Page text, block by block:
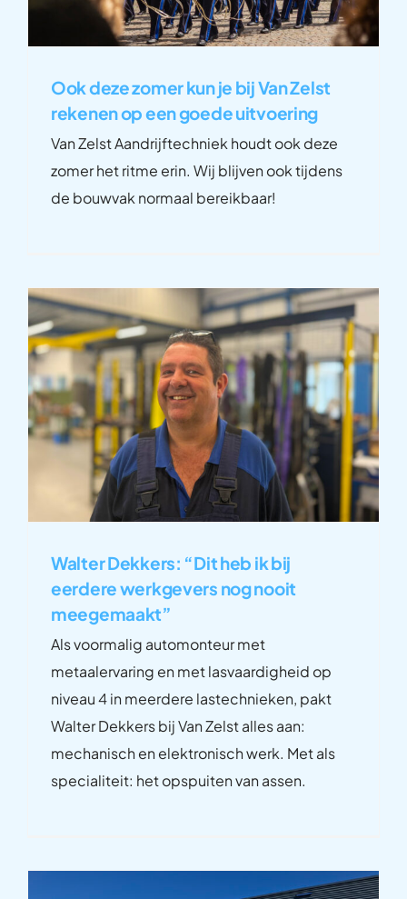
Ook deze zomer kun je bij Van Zelst
rekenen op een goede uitvoering
Van Zelst Aandrijftechniek houdt ook deze
zomer het ritme erin. Wij blijven ook tijdens
de bouwvak normaal bereikbaar!
Walter Dekkers: “Dit heb ik bij
eerdere werkgevers nog nooit
meegemaakt”
Als voormalig automonteur met
metaalervaring en met lasvaardigheid op
niveau 4 in meerdere lastechnieken, pakt
Walter Dekkers bij Van Zelst alles aan:
mechanisch en elektronisch werk. Met als
specialiteit: het opspuiten van assen.